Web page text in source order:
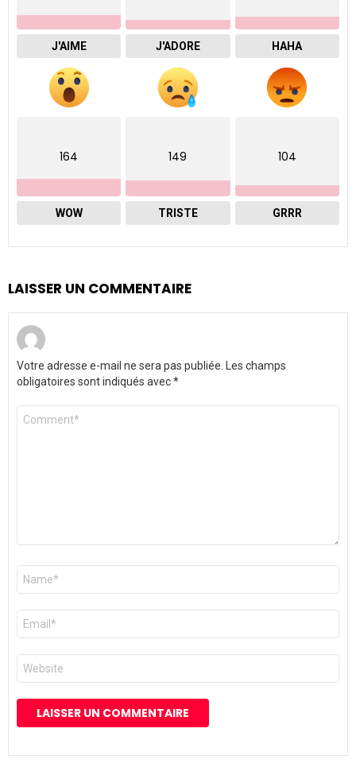
J'AIME J'ADORE HAHA
164
WOW
149
TRISTE
104
GRRR
LAISSER UN COMMENTAIRE
Votre adresse e-mail ne sera pas publiée.
Les champs
obligatoires sont indiqués avec*
Commentaire
Nom
E-
mail
*
Site
web